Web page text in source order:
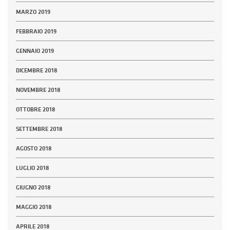
MARZO 2019
FEBBRAIO 2019
GENNAIO 2019
DICEMBRE 2018
NOVEMBRE 2018
OTTOBRE 2018
SETTEMBRE 2018
AGOSTO 2018
LUGLIO 2018
GIUGNO 2018
MAGGIO 2018
APRILE 2018